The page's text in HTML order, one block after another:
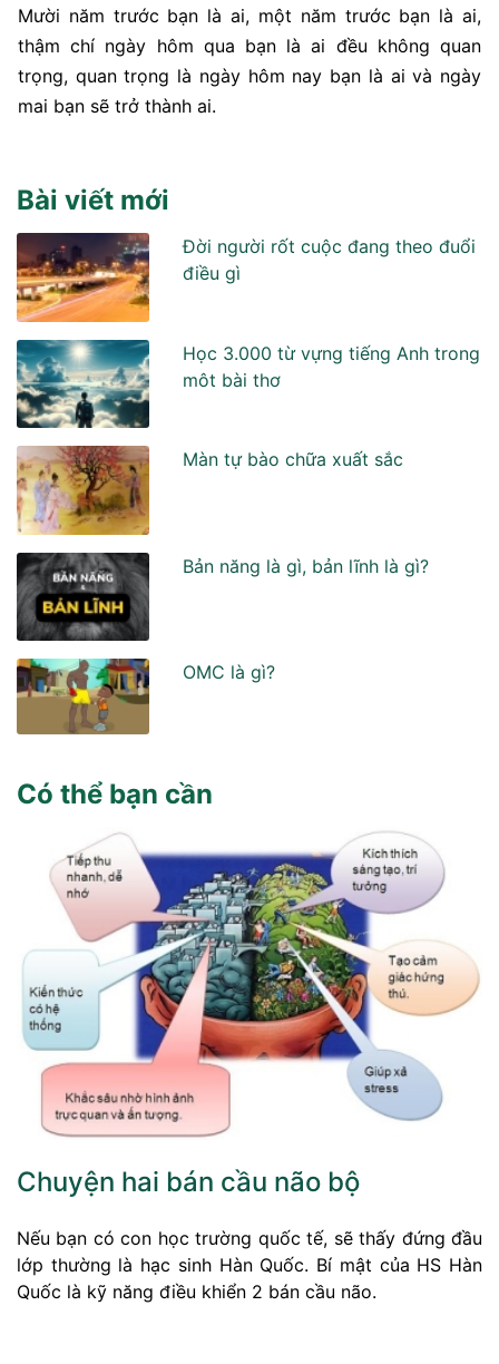
Mười năm trước bạn là ai, một năm trước bạn là ai,
thậm chí ngày hôm qua bạn là ai đều không quan
trọng, quan trọng là ngày hôm nay bạn là ai và ngày
mai bạn sẽ trở thành ai.
Bài viết mới
Đời người rốt cuộc đang theo đuổi
điều gì
Học 3.000 từ vựng tiếng Anh trong
môt bài thơ
Màn tự bào chữa xuất sắc
Bản năng là gì, bản lĩnh là gì?
OMC là gì?
Có thể bạn cần
Chuyện hai bán cầu não bộ
Nếu bạn có con học trường quốc tế, sẽ thấy đứng đầu
lớp thường là hạc sinh Hàn Quốc. Bí mật của HS Hàn
Quốc là kỹ năng điều khiển 2 bán cầu não.